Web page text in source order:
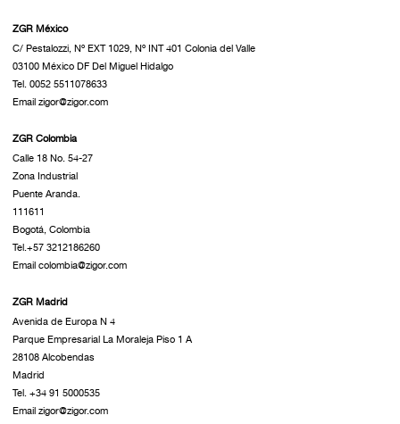
ZGR México
C/ Pestalozzi, Nº EXT 1029, Nº INT 401 Colonia del Valle
03100 México DF Del Miguel Hidalgo
Tel. 0052 5511078633
Email zigor@zigor.com
ZGR Colombia
Calle 18 No. 54-27
Zona Industrial
Puente Aranda.
111611
Bogotá, Colombia
Tel.+57 3212186260
Email colombia@zigor.com
ZGR Madrid
Avenida de Europa N 4
Parque Empresarial La Moraleja Piso 1 A
28108 Alcobendas
Madrid
Tel. +34 91 5000535
Email zigor@zigor.com